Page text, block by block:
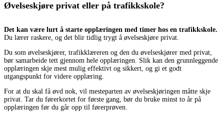
Øvelseskjøre privat eller på trafikkskole?
Det kan være lurt å starte opplæringen med timer hos en trafikkskole.
Du lærer raskere, og det blir tidlig trygt å øvelseskjøre privat.
Du som øvelseskjører, trafikklæreren og den du øvelseskjører med privat,
bør samarbeide tett gjennom hele opplæringen. Slik kan den grunnleggende
opplæringen skje mest mulig effektivt og sikkert, og gi et godt
utgangspunkt for videre opplæring.
For at du skal få øvd nok, vil mesteparten av øvelseskjøringen måtte skje
privat. Tar du førerkortet for første gang, bør du bruke minst to år på
opplæringen før du går opp til førerprøven.